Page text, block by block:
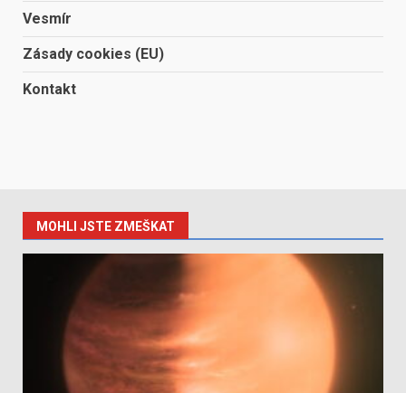
Vesmír
Zásady cookies (EU)
Kontakt
MOHLI JSTE ZMEŠKAT